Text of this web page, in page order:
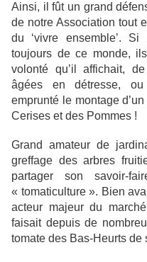
Ainsi, il fût un grand
de notre Association tout
du ‘vivre ensemble’.
toujours de ce monde,
volonté qu’il affichait,
âgées en détresse,
emprunté le montage
Cerises et des Pommes !
Grand amateur de
greffage des arbres
partager son savoir-
« tomaticulture ». Bien
acteur majeur du
faisait depuis de
tomate des Bas-Heurts de